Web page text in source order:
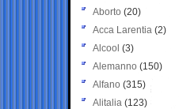
Aborto (20)
Acca Larentia (2)
Alcool (3)
Alemanno (150)
Alfano (315)
Alitalia (123)